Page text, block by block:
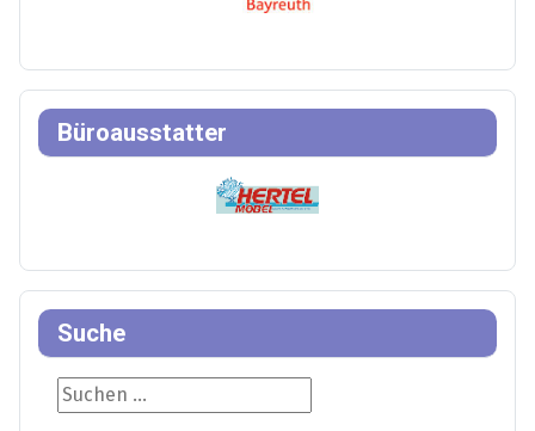
Büroausstatter
Suche
Suche